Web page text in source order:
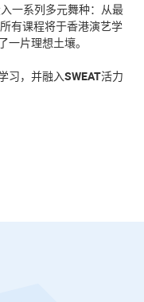
一系列多元舞种：从最
有课程将于香港演艺学
一片理想土壤。
习，并融入SWEAT活力